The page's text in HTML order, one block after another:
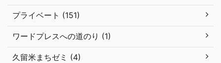
プライベート (151)
ワードプレスへの道のり (1)
久留米まちゼミ (4)